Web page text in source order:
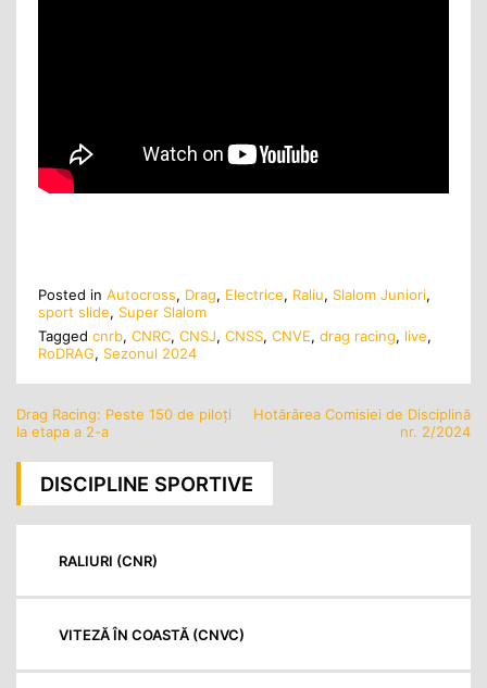
Posted in Autocross, Drag, Electrice, Raliu, Slalom Juniori,
sport slide, Super Slalom
Tagged cnrb, CNRC, CNSJ, CNSS, CNVE, drag racing, live,
RoDRAG, Sezonul 2024
Navigare
articole
Drag Racing: Peste 150 de piloți
la etapa a 2-a
Hotărârea Comisiei de Disciplină
nr. 2/2024
DISCIPLINE SPORTIVE
RALIURI (CNR)
VITEZĂ ÎN COASTĂ (CNVC)